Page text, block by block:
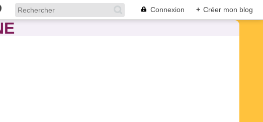
Connexion + Créer mon blog